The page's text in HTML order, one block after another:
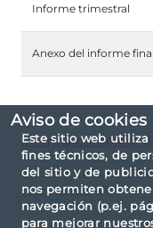
Aviso de cookies
Este sitio web utiliza
fines técnicos, de
del sitio y de
nos permiten
navegación (p.ej.
para mejorar
Informe trimestral
Anexo del informe
Informe completo
El informe ha sido
taxonomía IPP.